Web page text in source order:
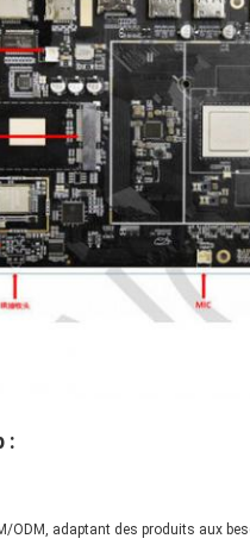
:
ODM, adaptant des produits aux